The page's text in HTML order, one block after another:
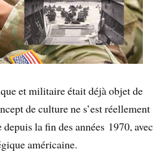
et militaire était déjà objet de
de culture ne s’est réellement
la fin des années 1970, avec
américaine.